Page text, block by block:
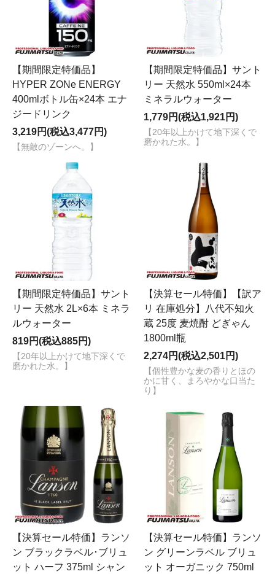
【期間限定特価品】
HYPER ZONe ENERGY
400mlボトル缶×24本 エナ
ジードリンク
3,219円(税込3,477円)
【無敵のゾーンへ。】
【期間限定特価品】サント
リー 天然水 550ml×24本
ミネラルウォーター
1,779円(税込1,921円)
【20年以上かけて地下深くで
磨かれた水。】
【期間限定特価品】サント
リー 天然水 2L×6本 ミネラ
ルウォーター
819円(税込885円)
【20年以上かけて地下深くで
磨かれた水。】
【決算セール特価】【訳ア
リ 在庫処分】八代不知火
蔵 25度 麦焼酎 どぎゃん
1800ml瓶
2,274円(税込2,501円)
【個性豊かな麦の香りとほの
かに甘く、まろやかな口当た
り】
【決算セール特価】ランソ
ン ブラックラベル･ブリュ
ット ハーフ 375ml シャン
【決算セール特価】ランソ
ン グリーンラベル ブリュ
ット オーガニック 750ml